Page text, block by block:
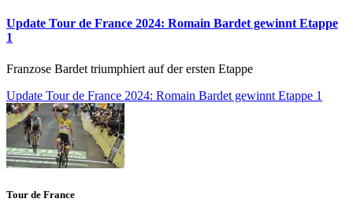
Update Tour de France 2024: Romain Bardet gewinnt Etappe
1
Franzose Bardet triumphiert auf der ersten Etappe
Update Tour de France 2024: Romain Bardet gewinnt Etappe 1
Tour de France